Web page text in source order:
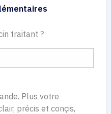
traitant ?
Plus votre
précis et conçis,